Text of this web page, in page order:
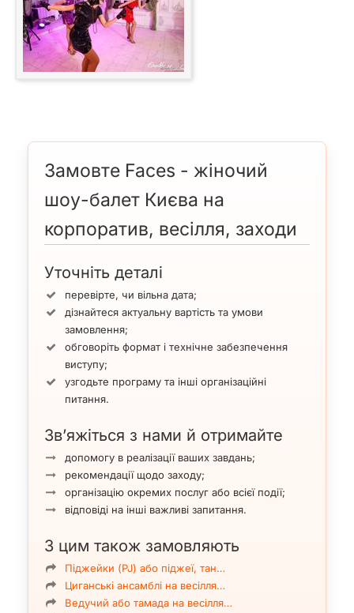
Замовте Faces - жіночий
шоу-балет Києва на
корпоратив, весілля, заходи
Уточніть деталі
перевірте, чи вільна дата;
дізнайтеся актуальну вартість та умови
замовлення;
обговоріть формат і технічне забезпечення
виступу;
узгодьте програму та інші організаційні
питання.
Зв’яжіться з нами й отримайте
допомогу в реалізації ваших завдань;
рекомендації щодо заходу;
організацію окремих послуг або всієї події;
відповіді на інші важливі запитання.
З цим також замовляють
Піджейки (PJ) або піджеї, тан…
Циганські ансамблі на весілля…
Ведучий або тамада на весілля…